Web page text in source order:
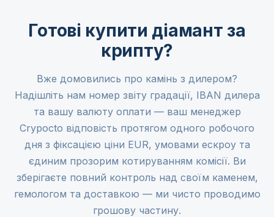
Готові купити діамант за
крипту?
Вже домовились про камінь з дилером?
Надішліть нам номер звіту градації, IBAN дилера
та вашу валюту оплати — ваш менеджер
Crypocto відповість протягом одного робочого
дня з фіксацією ціни EUR, умовами ескроу та
єдиним прозорим котируванням комісії. Ви
зберігаєте повний контроль над своїм каменем,
гемологом та доставкою — ми чисто проводимо
грошову частину.